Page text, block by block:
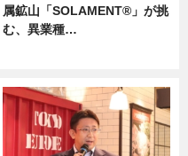
属鉱山「SOLAMENT®」が挑
む、異業種…